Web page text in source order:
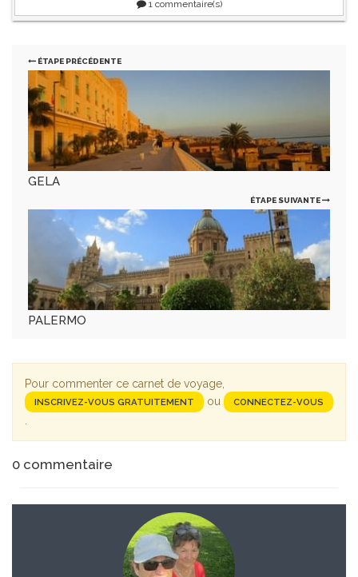
1 commentaire(s)
ÉTAPE PRÉCÉDENTE
GELA
ÉTAPE SUIVANTE
PALERMO
Pour commenter ce carnet de voyage,
INSCRIVEZ-VOUS GRATUITEMENT ou CONNECTEZ-VOUS
0 commentaire